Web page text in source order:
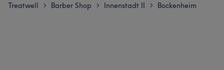
Treatwell > Barber Shop > Innenstadt II > Bockenheim